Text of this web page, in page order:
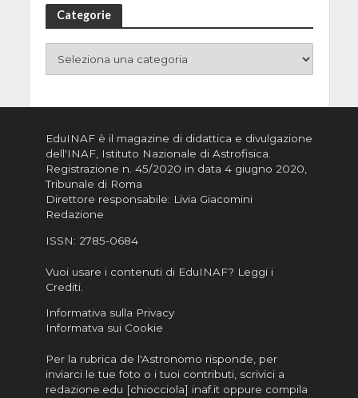
Categorie
EduINAF è il magazine di didattica e divulgazione
dell'INAF, Istituto Nazionale di Astrofisica.
Registrazione n. 45/2020 in data 4 giugno 2020,
Tribunale di Roma
Direttore responsabile: Livia Giacomini
Redazione
ISSN: 2785-0684
Vuoi usare i contenuti di EduINAF? Leggi i
Crediti.
Informativa sulla Privacy
Informatva sui Cookie
Per la rubrica de l'Astronomo risponde, per
inviarci le tue foto o i tuoi contributi, scrivici a
redazione.edu [chiocciola] inaf.it oppure compila